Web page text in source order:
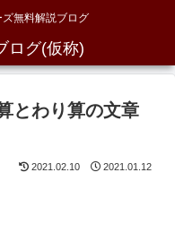
無料解説ブログ
ログ(仮称)
とわり算の文章
2021.02.10 2021.01.12